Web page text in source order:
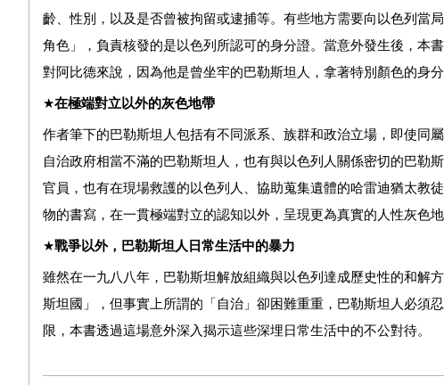
齡、性別，以及是否曾被拘留或逮捕等。有些地方需要向以色列當
角色」，負責核發的是以色列所認可的身分證。當意外發生後，本
對阿比德來說，因為他是曾坐牢的巴勒斯坦人，拿著特別顏色的身
★在極端對立以外的灰色地帶
作者筆下的巴勒斯坦人包括有不同派系、族群和政治立場，即使同
自治政府相當不滿的巴勒斯坦人，也有與以色列人關係密切的巴勒
官員，也有在現場救護的以色列人、協助蒐集遺體的哈雷迪猶太教
物的書寫，在一貫極端對立的認知以外，呈現更為真實的人性灰色地
★戰爭以外，巴勒斯坦人日常生活中的暴力
雖然在一九八八年，巴勒斯坦解放組織與以色列達成歷史性的和解
斯坦國」，但事實上所謂的「自治」卻困難重重，巴勒斯坦人必須
限，本書透過這場意外深入揭示這些深埋日常生活中的不公對待。